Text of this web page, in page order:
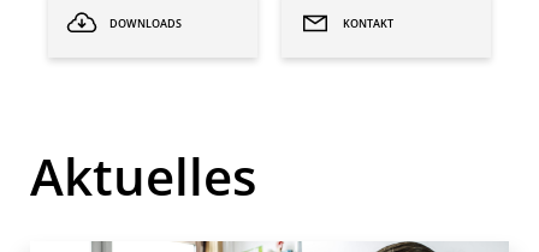
DOWNLOADS KONTAKT
Aktuelles